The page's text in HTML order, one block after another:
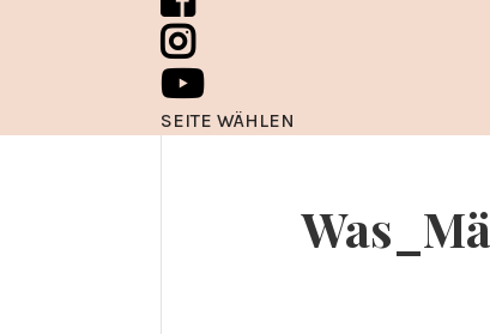
SEITE WÄHLEN